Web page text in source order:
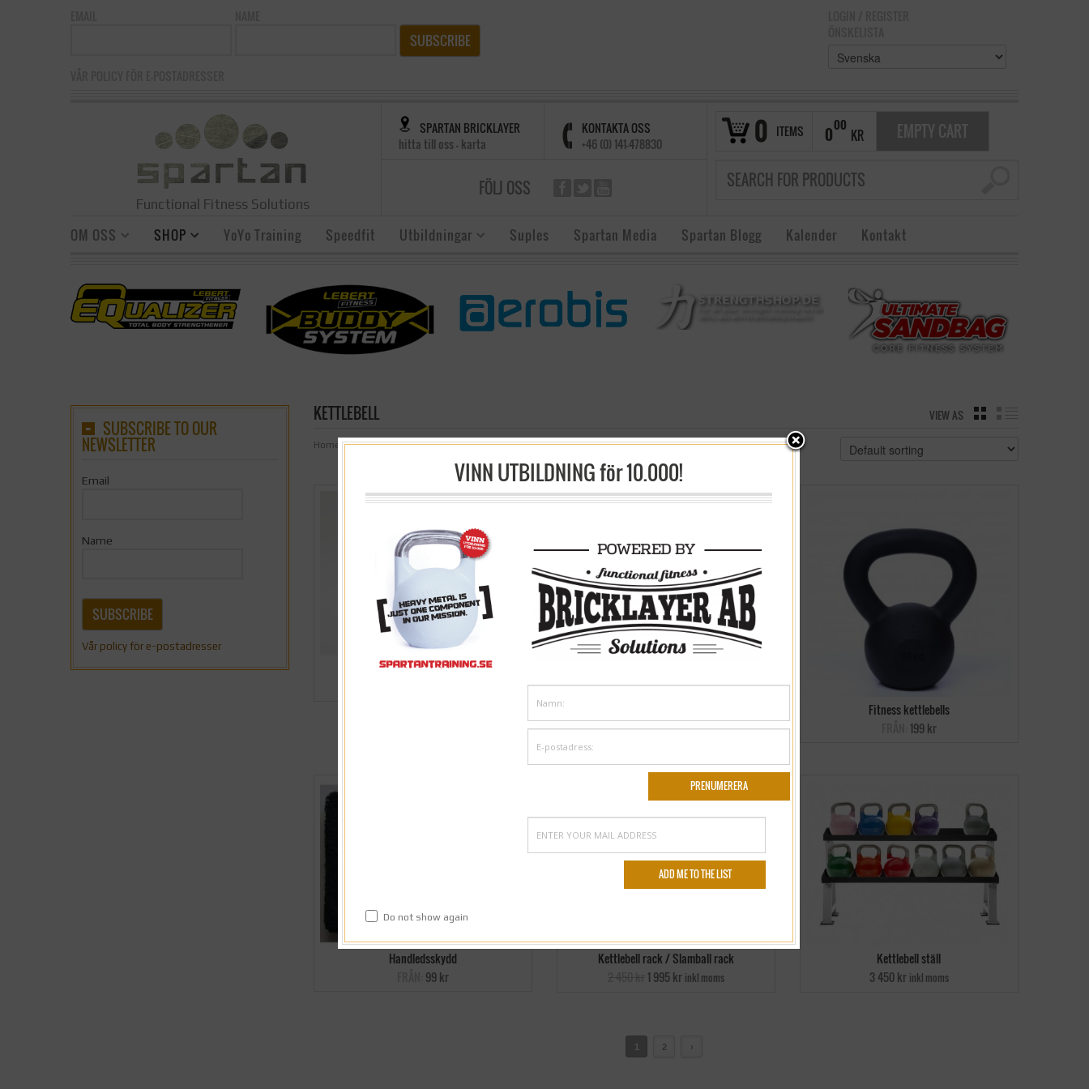
SUBSCRIBE
Functional Fitness Solutions
0 ITEMS 000
KR EMPTY CART
SPARTAN BRICKLAYER
hitta till oss - karta
KONTAKTA OSS
+46 (0) 141-478830
FÖLJ OSS
OM OSS SHOP YoYo Training Speedfit Utbildningar Suples Spartan Media Spartan Blogg Kalender Kontakt
KETTLEBELL VIEW AS
Home /Butik/Strong fit/ Kettlebell
Competition kettlebell Stil 1
FRÅN:699 kr
Fitness kettlebells
199 kr
Handledsskydd
99 kr
Kettlebell rack / Slamball rack
2 450 kr 1 995 kr inkl moms
Kettlebell ställ
3 450 kr inkl moms
1 2 ›
SUBSCRIBE TO OUR
NEWSLETTER
Email
Name
SUBSCRIBE
Vår policy för e-postadresser
VINN UTBILDNING för 10.000!
Do not show again